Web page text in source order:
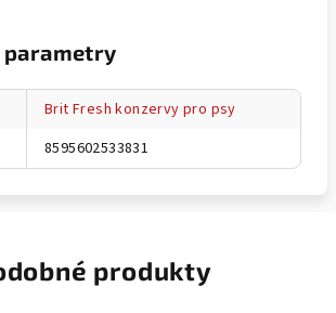
parametry
Brit Fresh konzervy pro psy
8595602533831
produkty